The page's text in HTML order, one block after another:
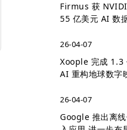
Firmus 获
55 亿美元 AI 数
26-04-07
Xoople 完成 1.3
AI 重构地球数字
26-04-07
Google 推出离